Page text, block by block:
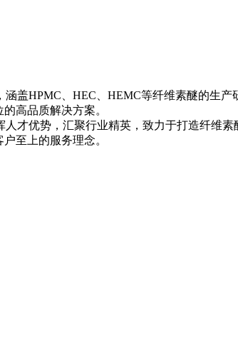
盖HPMC、HEC、HEMC等纤维素醚的生
高品质解决方案。
才优势，汇聚行业精英，致力于打造纤维素
至上的服务理念。